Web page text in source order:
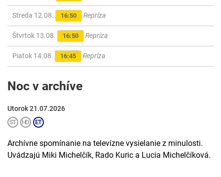
Streda 12.08. 16:50 Repríza
Štvrtok 13.08. 16:50 Repríza
Piatok 14.08. 16:45 Repríza
Noc v archíve
Utorok 21.07.2026
Archívne spomínanie na televízne vysielanie z minulosti.
Uvádzajú Miki Michelčík, Rado Kuric a Lucia Michelčíková.